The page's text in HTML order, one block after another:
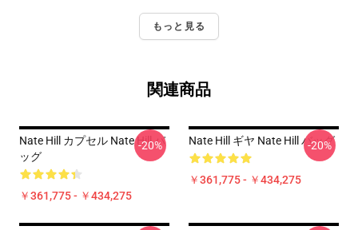
もっと見る
関連商品
Nate Hill カプセル Nate Hill バ
ッグ
￥361,775 - ￥434,275
-20% Nate Hill ギヤ Nate Hill バッグ
￥361,775 - ￥434,275
-20%